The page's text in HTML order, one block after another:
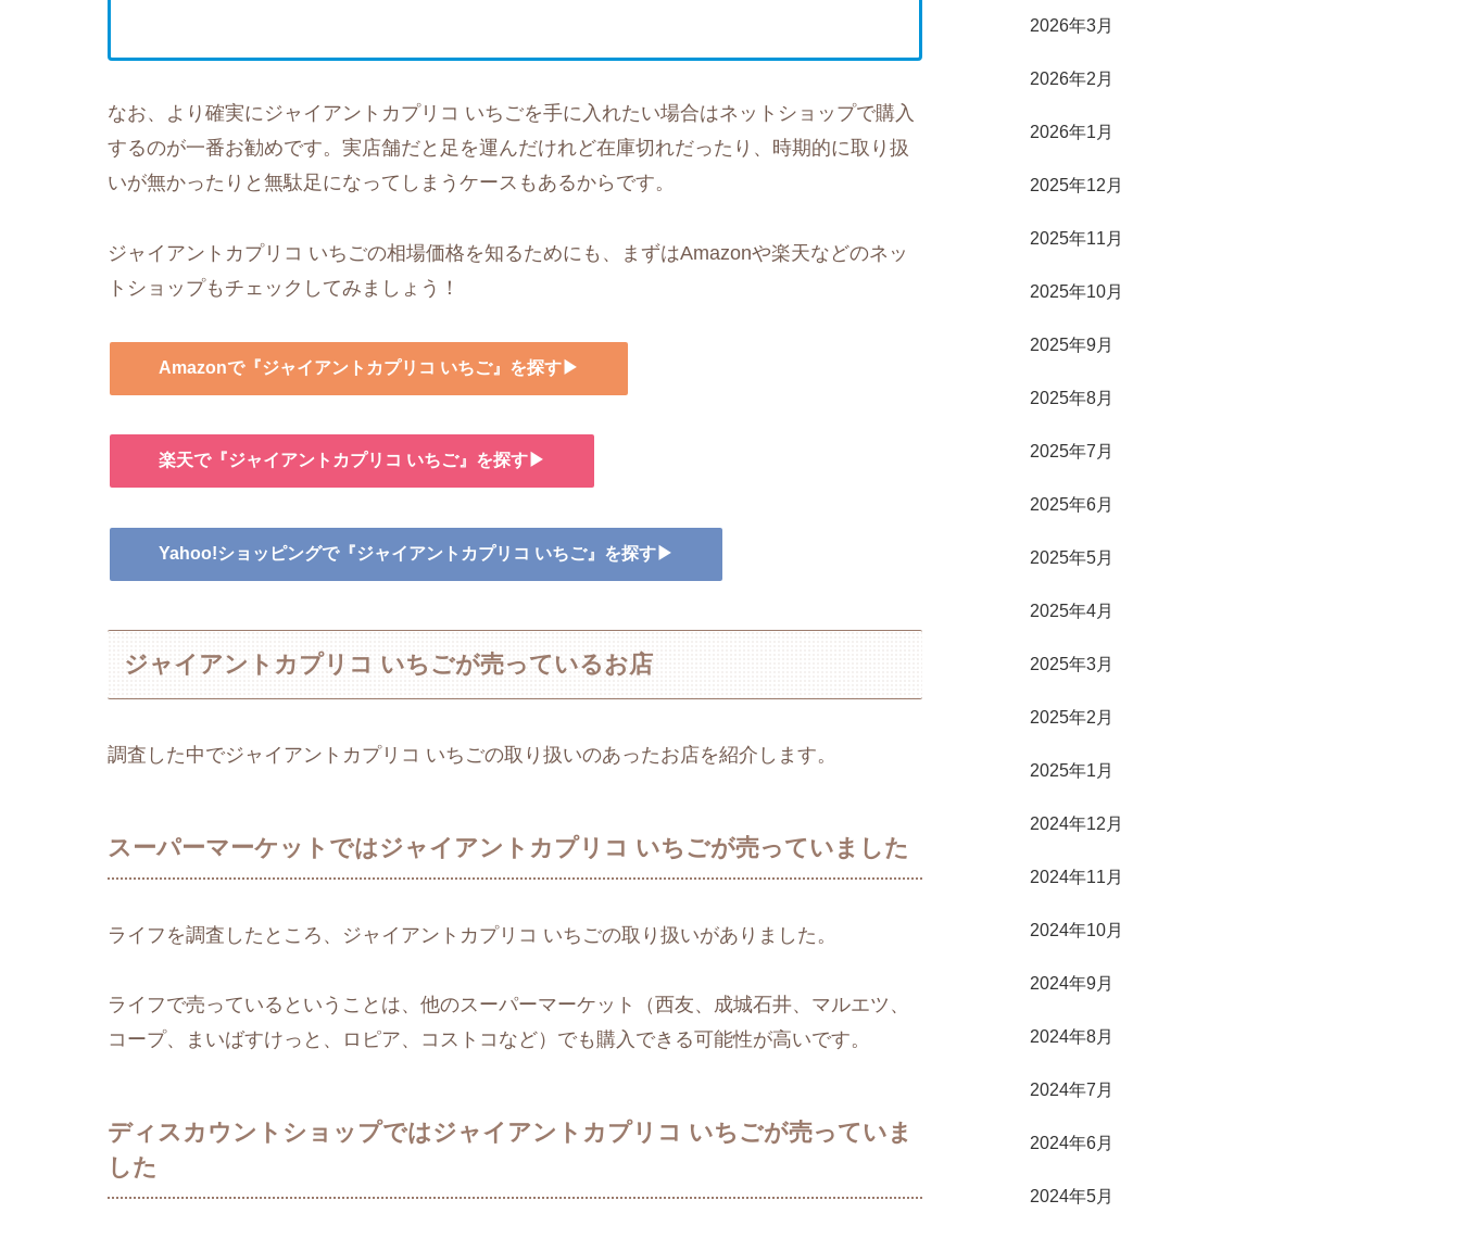
なお、より確実にジャイアントカプリコ いちごを手に入れたい場合はネットショップで購入
するのが一番お勧めです。実店舗だと足を運んだけれど在庫切れだったり、時期的に取り扱
いが無かったりと無駄足になってしまうケースもあるからです。
ジャイアントカプリコ いちごの相場価格を知るためにも、まずはAmazonや楽天などのネッ
トショップもチェックしてみましょう！
Amazonで『ジャイアントカプリコ いちご』を探す▶
楽天で『ジャイアントカプリコ いちご』を探す▶
Yahoo!ショッピングで『ジャイアントカプリコ いちご』を探す▶
ジャイアントカプリコ いちごが売っているお店
調査した中でジャイアントカプリコ いちごの取り扱いのあったお店を紹介します。
スーパーマーケットではジャイアントカプリコ いちごが売っていました
ライフを調査したところ、ジャイアントカプリコ いちごの取り扱いがありました。
ライフで売っているということは、他のスーパーマーケット（西友、成城石井、マルエツ、
コープ、まいばすけっと、ロピア、コストコなど）でも購入できる可能性が高いです。
ディスカウントショップではジャイアントカプリコ いちごが売っていま
した
2026年3月
2026年2月
2026年1月
2025年12月
2025年11月
2025年10月
2025年9月
2025年8月
2025年7月
2025年6月
2025年5月
2025年4月
2025年3月
2025年2月
2025年1月
2024年12月
2024年11月
2024年10月
2024年9月
2024年8月
2024年7月
2024年6月
2024年5月